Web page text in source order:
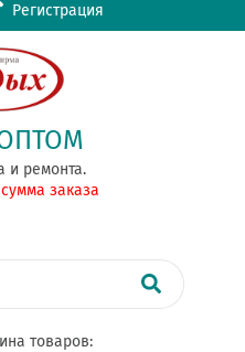
Регистрация
и ремонта.
заказа
товаров: